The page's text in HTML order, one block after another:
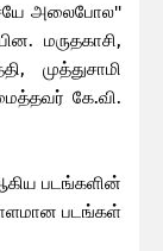
அலைபோல''
மருதகாசி,
முத்துசாமி
கே.வி.
படங்களின்
படங்கள்